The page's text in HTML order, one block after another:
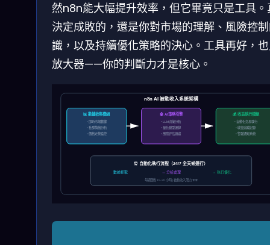
然n8n能大幅提升效率，但它畢竟只是工具。
決定成敗的，還是你對市場的理解、風險控
識，以及持續優化策略的決心。工具再好，
放大器——你的判斷力才是核心。
n8n AI 被動收入系統架構
📊 數據收集模組
• 即時市場數據
• 社群情緒分析
• 價格走勢監控
🤖 AI策略引擎
• LLM決策分析
• 量化模型運算
• 風險評估過濾
💰 收益執行模組
• 自動化交易執行
• 收益追蹤記錄
• 警報通知系統
⏰ 自動化執行流程（24/7 全天候運行）
數據抓取 → 分析處理
→ 執行優化
每週節省 15-20 小時 | 被動收入潛力 ⬆️⬆️⬆️